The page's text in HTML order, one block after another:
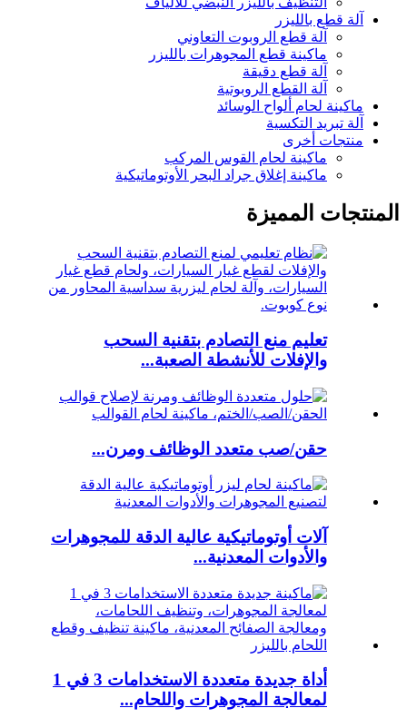
آلة قطع بالليزر
آلة قطع الروبوت التعاوني
ماكينة قطع المجوهرات بالليزر
آلة قطع دقيقة
آلة القطع الروبوتية
ماكينة لحام ألواح الوسائد
آلة تبريد التكسية
منتجات أخرى
ماكينة لحام القوس المركب
ماكينة إغلاق جراد البحر الأوتوماتيكية
المنتجات المميزة
تعليم منع التصادم بتقنية السحب
والإفلات للأنشطة الصعبة...
حقن/صب متعدد الوظائف ومرن...
آلات أوتوماتيكية عالية الدقة للمجوهرات
والأدوات المعدنية...
أداة جديدة متعددة الاستخدامات 3 في 1
لمعالجة المجوهرات واللحام...